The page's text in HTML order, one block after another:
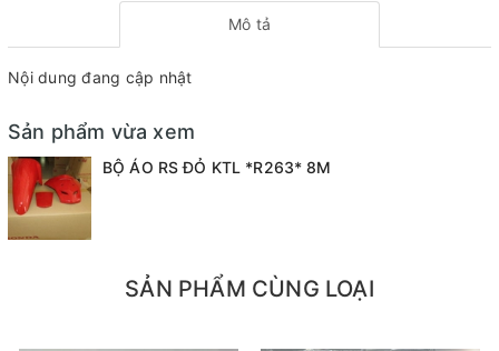
Mô tả
Nội dung đang cập nhật
Sản phẩm vừa xem
BỘ ÁO RS ĐỎ KTL *R263* 8M
SẢN PHẨM CÙNG LOẠI